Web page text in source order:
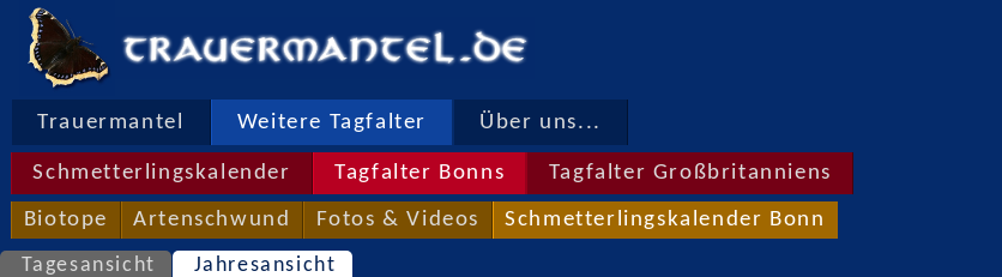
Trauermantel Weitere Tagfalter Über uns...
Schmetterlingskalender Tagfalter Bonns Tagfalter Großbritanniens
Biotope Artenschwund Fotos & Videos Schmetterlingskalender Bonn
Tagesansicht Jahresansicht